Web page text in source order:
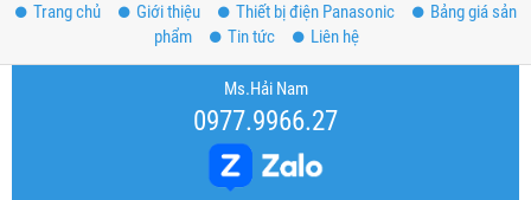
Trang chủ Giới thiệu Thiết bị điện Panasonic
Bảng giá sản
phẩm
Tin tức Liên hệ
Ms.Hải Nam
0977.9966.27